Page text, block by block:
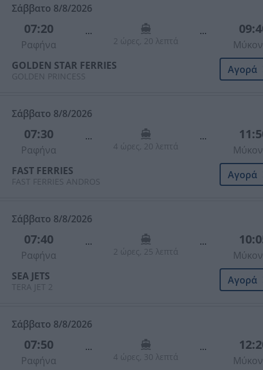
Σάββατο 8/8/2026
07:20
Ραφήνα
...
2 ώρες, 20 λεπτά
...
GOLDEN STAR FERRIES
GOLDEN PRINCESS
Αγορά
Σάββατο 8/8/2026
07:30
Ραφήνα
...
4 ώρες, 20 λεπτά
...
FAST FERRIES
FAST FERRIES ANDROS
Αγορά
Σάββατο 8/8/2026
07:40
Ραφήνα
...
2 ώρες, 25 λεπτά
...
SEA JETS
TERA JET 2
Αγορά
Σάββατο 8/8/2026
07:50
Ραφήνα
...
4 ώρες, 30 λεπτά
...